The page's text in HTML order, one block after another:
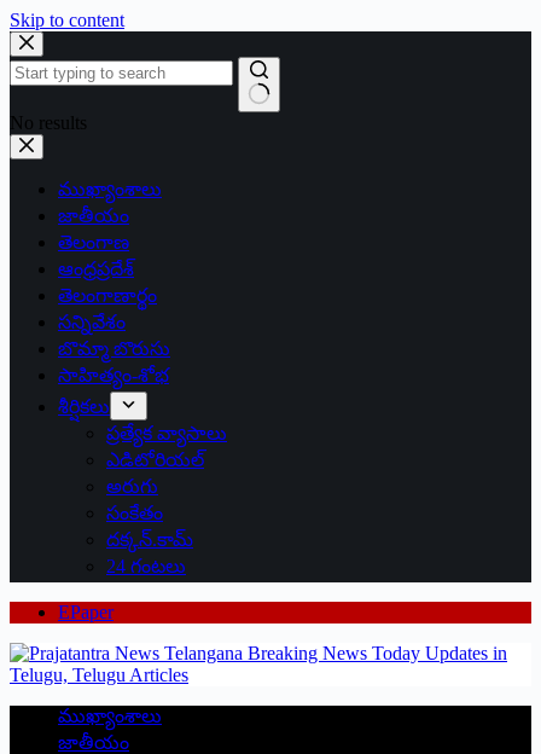
Skip to content
No results
ముఖ్యాంశాలు
జాతీయం
తెలంగాణ
ఆంధ్రప్రదేశ్
తెలంగాణార్థం
సన్నివేశం
బొమ్మా బొరుసు
సాహిత్యం-శోభ
శీర్షికలు
ప్రత్యేక వ్యాసాలు
ఎడిటోరియల్
అరుగు
సంకేతం
దక్కన్.కామ్
24 గంటలు
EPaper
ముఖ్యాంశాలు
జాతీయం